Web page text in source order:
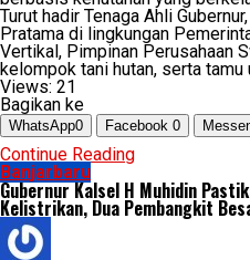
Turut hadir Tenaga Ahli
Pratama di lingkungan
Vertikal, Pimpinan Perusahaan
kelompok tani hutan, serta tamu
Views: 21
Bagikan ke
WhatsApp0 Facebook 0
Continue Reading
Banjarbaru
Gubernur Kalsel H Muhidin
Kelistrikan, Dua Pembangkit